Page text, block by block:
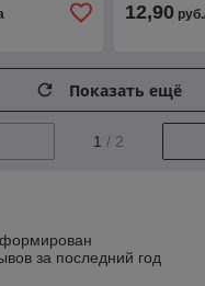
12,90
Показать ещё
1 / 2
за последний год